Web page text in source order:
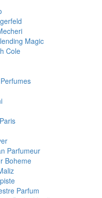
Magic
Cole
Parfumeur
Boheme
Parfum